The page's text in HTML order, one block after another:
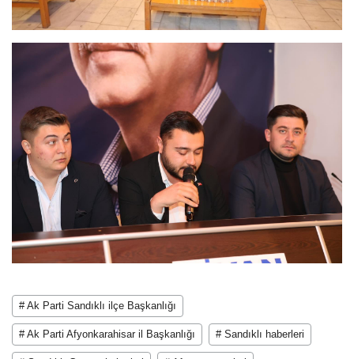
# Ak Parti Sandıklı ilçe Başkanlığı
# Ak Parti Afyonkarahisar il Başkanlığı # Sandıklı haberleri